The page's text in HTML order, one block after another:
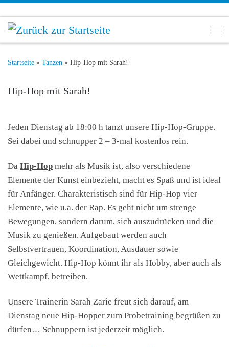
Startseite » Tanzen » Hip-Hop mit Sarah!
Hip-Hop mit Sarah!
Jeden Dienstag ab 18:00 h tanzt unsere Hip-Hop-Gruppe.
Sei dabei und schnupper 2 – 3-mal kostenlos rein.
Da Hip-Hop mehr als Musik ist, also verschiedene
Elemente der Kunst einbezieht, macht es Spaß und ist ideal
für Anfänger. Charakteristisch sind für Hip-Hop vier
Elemente, wie u.a. der Rap. Es geht nicht um strenge
Bewegungen, sondern darum, sich auszudrücken und die
Musik zu genießen. Aufgebaut werden auch
Selbstvertrauen, Koordination, Ausdauer sowie
Gleichgewicht. Hip-Hop könnt ihr als Hobby, aber auch als
Wettkampf, betreiben.
Unsere Trainerin Sarah Zarie freut sich darauf, am
Dienstag neue Hip-Hopper zum Probetraining begrüßen zu
dürfen… Schnuppern ist jederzeit möglich.